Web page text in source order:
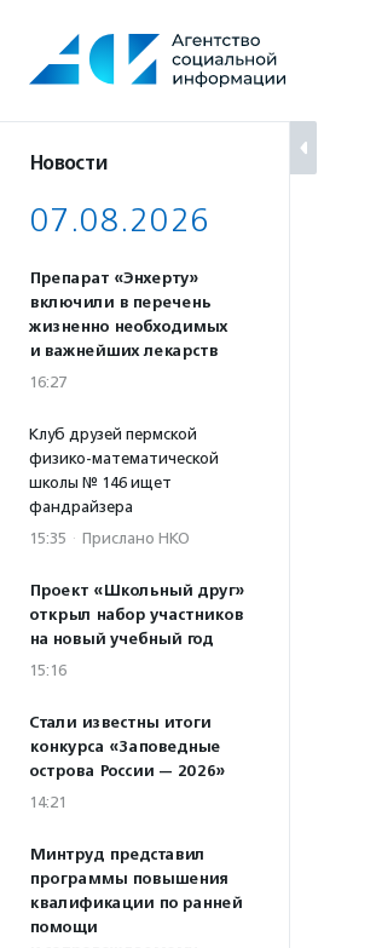
содержанию
Новости
07.08.2026
Препарат «Энхерту»
включили в перечень
жизненно необходимых
и важнейших лекарств
16:27
Клуб друзей пермской
физико-математической
школы № 146 ищет
фандрайзера
15:35 · Прислано НКО
Проект «Школьный друг»
открыл набор участников
на новый учебный год
15:16
Стали известны итоги
конкурса «Заповедные
острова России — 2026»
14:21
Минтруд представил
программы повышения
квалификации по ранней
помощи